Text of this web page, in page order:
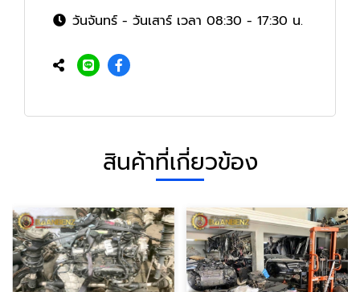
วันจันทร์ - วันเสาร์ เวลา 08:30 - 17:30 น.
สินค้าที่เกี่ยวข้อง